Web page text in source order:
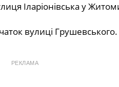
Іларіонівська у
вулиці Грушевського.
РЕКЛАМА